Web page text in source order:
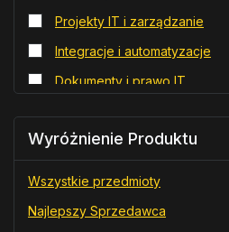
Projekty IT i zarządzanie
Integracje i automatyzacje
Dokumenty i prawo IT
Edukacja i rozwój
Wyróżnienie Produktu
Wszystkie przedmioty
Najlepszy Sprzedawca